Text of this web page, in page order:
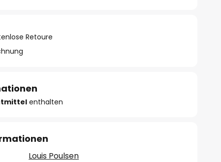
Retoure
enthalten
Louis Poulsen